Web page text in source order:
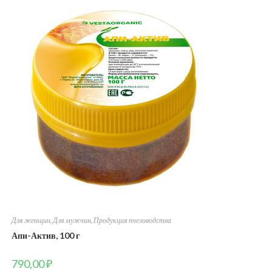
Для женщин, Для мужчин, Продукция пчеловодства
Апи-Актив, 100 г
790,00₽